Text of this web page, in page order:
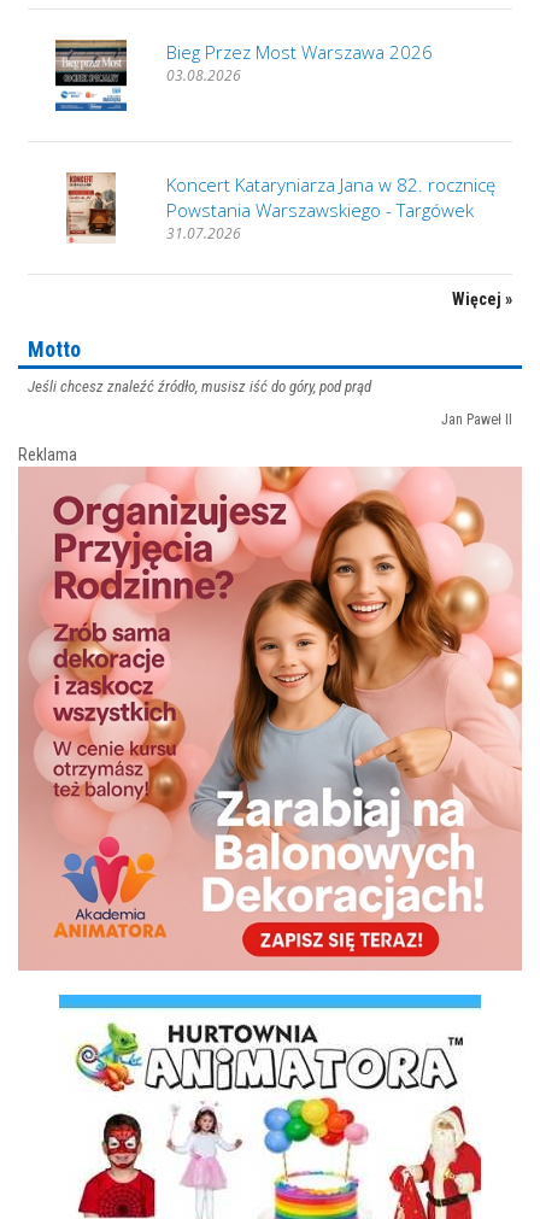
Bieg Przez Most Warszawa 2026
03.08.2026
Koncert Kataryniarza Jana w 82. rocznicę
Powstania Warszawskiego - Targówek
31.07.2026
Więcej »
Motto
Jeśli chcesz znaleźć źródło, musisz iść do góry, pod prąd
Jan Paweł II
Reklama